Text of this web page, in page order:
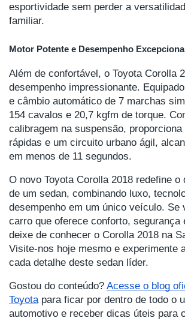
esportividade sem perder a
familiar.
Motor Potente e Desempenho Excepcional
Além de confortável, o Toyota Corolla
desempenho impressionante.
e câmbio automático de 7 marchas
154 cavalos e 20,7 kgfm de torque.
calibragem na suspensão, proporciona
rápidas e um circuito urbano ágil,
em menos de 11 segundos.
O novo Toyota Corolla 2018 redefine o
de um sedan, combinando luxo,
desempenho em um único veículo. Se
carro que oferece conforto, segurança
deixe de conhecer o Corolla 2018 na
Visite-nos hoje mesmo e experimente
cada detalhe deste sedan líder.
Gostou do conteúdo? Acesse o blog
Toyotapara ficar por dentro de todo o
automotivo e receber dicas úteis para